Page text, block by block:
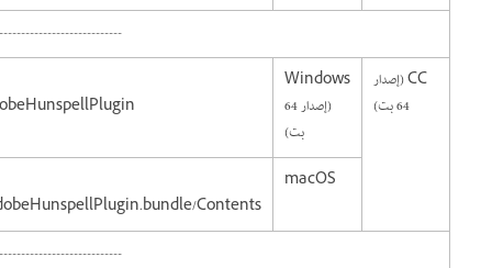
CC (إصدار
64 بت)
Windows
(إصدار 64
بت)
macOS
Contents/